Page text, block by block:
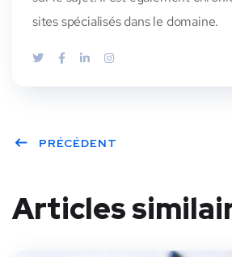
sites spécialisés dans le domaine.
PRÉCÉDENT
Articles